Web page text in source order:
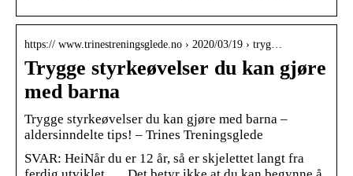
https:// www.trinestreningsglede.no › 2020/03/19 › tryg…
Trygge styrkeøvelser du kan gjøre
med barna
Trygge styrkeøvelser du kan gjøre med barna –
aldersinndelte tips! – Trines Treningsglede
SVAR: HeiNår du er 12 år, så er skjelettet langt fra